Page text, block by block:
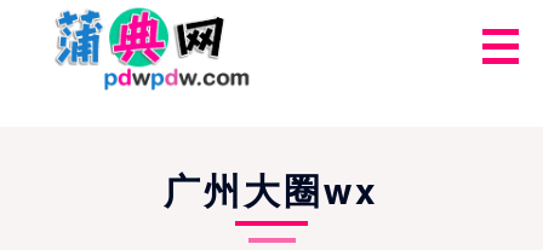
广州大圈wx